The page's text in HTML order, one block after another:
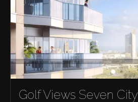
Golf Views Seven City